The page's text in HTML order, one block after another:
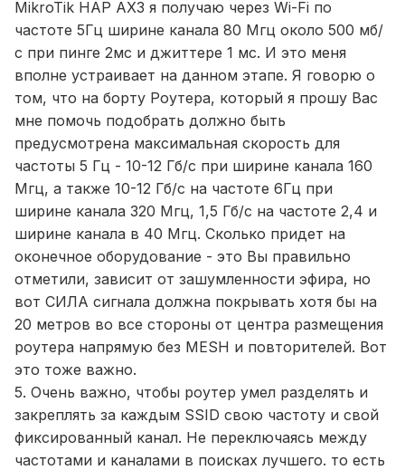
MikroTik HAP AX3 я получаю через Wi-Fi по
частоте 5Гц ширине канала 80 Мгц около 500 мб/
с при пинге 2мс и джиттере 1 мс. И это меня
вполне устраивает на данном этапе. Я говорю о
том, что на борту Роутера, который я прошу Вас
мне помочь подобрать должно быть
предусмотрена максимальная скорость для
частоты 5 Гц - 10-12 Гб/с при ширине канала 160
Мгц, а также 10-12 Гб/с на частоте 6Гц при
ширине канала 320 Мгц, 1,5 Гб/с на частоте 2,4 и
ширине канала в 40 Мгц. Сколько придет на
оконечное оборудование - это Вы правильно
отметили, зависит от зашумленности эфира, но
вот СИЛА сигнала должна покрывать хотя бы на
20 метров во все стороны от центра размещения
роутера напрямую без MESH и повторителей. Вот
это тоже важно.
5. Очень важно, чтобы роутер умел разделять и
закреплять за каждым SSID свою частоту и свой
фиксированный канал. Не переключаясь между
частотами и каналами в поисках лучшего. то есть